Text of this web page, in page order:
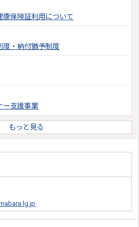
康保険証利用について
度・納付猶予制度
ー支援事業
もっと見る